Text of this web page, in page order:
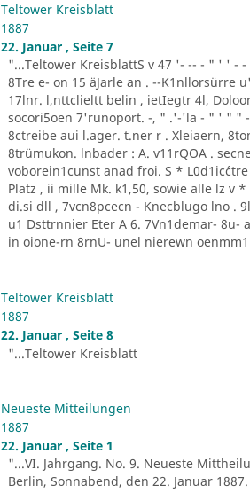
Teltower Kreisblatt
1887
22. Januar , Seite 7
"...Teltower KreisblattS v 47 '- -- - " ' '
8Tre e- on 15 äJarle an . --K1nllorsürre
17lnr. l,nttclieltt belin , ietIegtr 4l,
socori5oen 7'runoport. -, " .'-'la - " ' " "
8ctreibe aui l.ager. t.ner r . Xleiaern,
8trümukon. lnbader : A. v11rQOA .
voborein1cunst anad froi. S *
Platz , ii mille Mk. k1,50, sowie alle lz v
di.si dll , 7vcn8pcecn - Knecblugo lno .
u1 Dsttrnnier Eter A 6. 7Vn1demar-
in oione-rn 8rnU- unel nierewn
Teltower Kreisblatt
1887
22. Januar , Seite 8
"...Teltower Kreisblatt
Neueste Mitteilungen
1887
22. Januar , Seite 1
"...VI. Jahrgang. No. 9. Neueste
Berlin, Sonnabend, den 22. Januar